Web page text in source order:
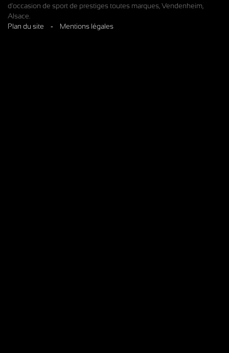
d'occasion de sport de prestiges toutes marques, Vendenheim,
Alsace.
Plan du site
- Mentions légales